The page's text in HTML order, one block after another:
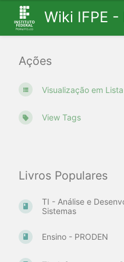
Wiki IFPE
Livros Populares
TI - Análise e
Sistemas
Ensino - PRODEN
Ações
Visualização em Lista
View Tags